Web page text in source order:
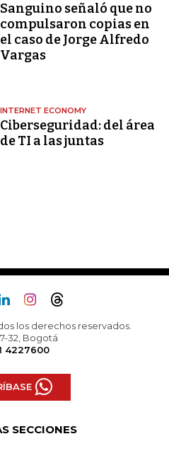
Sanguino señaló que no
compulsaron copias en
el caso de Jorge Alfredo
Vargas
INTERNET ECONOMY
Ciberseguridad: del área
de TI a las juntas
los derechos reservados.
32, Bogotá
4227600
SECCIONES